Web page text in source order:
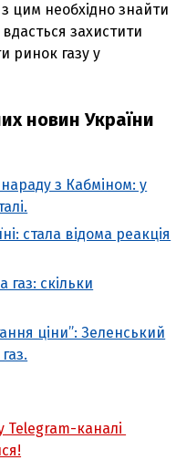
цим необхідно знайти
захистити
ринок газу у
новин України
з Кабміном: у
стала відома реакція
газ: скільки
ціни”: Зеленський
Telegram-каналі